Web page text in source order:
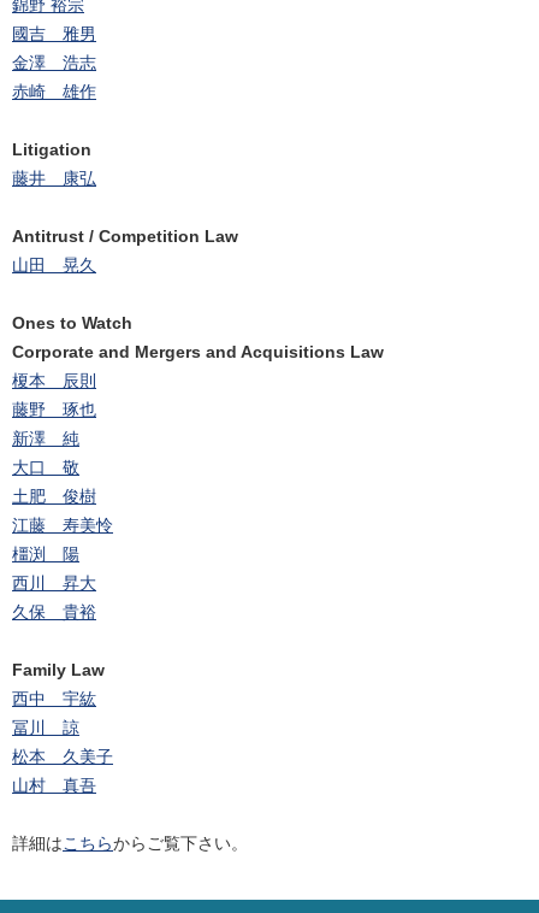
錦野 裕宗
國吉 雅男
金澤 浩志
赤崎 雄作
Litigation
藤井 康弘
Antitrust / Competition Law
山田 晃久
Ones to Watch
Corporate and Mergers and Acquisitions Law
榎本 辰則
藤野 琢也
新澤 純
大口 敬
土肥 俊樹
江藤 寿美怜
橿渕 陽
西川 昇大
久保 貴裕
Family Law
西中 宇紘
冨川 諒
松本 久美子
山村 真吾
詳細はこちらからご覧下さい。